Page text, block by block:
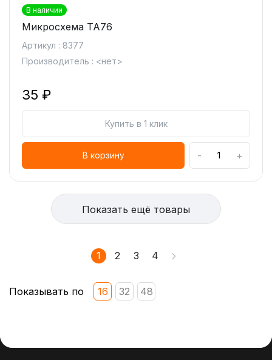
В наличии
Микросхема TA76
Артикул : 8377
Производитель : <нет>
35 ₽
Купить в 1 клик
В корзину - +
Показать ещё товары
1 2 3 4
Показывать по 16 32 48